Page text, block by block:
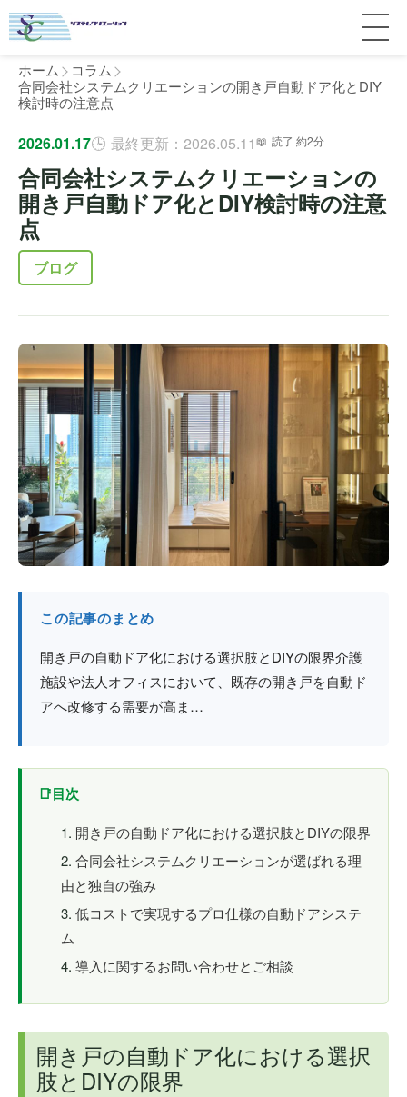
サービス紹介
料金
よくある質問
個人宅
介護・医療施設
ホテル
工場・倉庫
防火戸
東京
千葉
埼玉
茨城
栃木
群馬
施工事例
完全ガイド
製品比較
用語集
コラム
最新情報
個人のお客様へ
法人のお客様へ
ホーム
コラム
合同会社システムクリエーションの開き戸自動ドア化とDIY
検討時の注意点
2026.01.17 最終更新：2026.05.11 読了 約2分
合同会社システムクリエーションの
開き戸自動ドア化とDIY検討時の注意
点
ブログ
この記事のまとめ
開き戸の自動ドア化における選択肢とDIYの限界介護
施設や法人オフィスにおいて、既存の開き戸を自動ド
アへ改修する需要が高ま…
目次
開き戸の自動ドア化における選択肢とDIYの限界
合同会社システムクリエーションが選ばれる理
由と独自の強み
低コストで実現するプロ仕様の自動ドアシステ
ム
導入に関するお問い合わせとご相談
開き戸の自動ドア化における選択
肢とDIYの限界